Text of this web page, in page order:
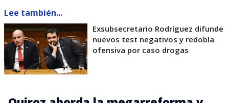
Lee también...
Exsubsecretario Rodríguez difunde
nuevos test negativos y redobla
ofensiva por caso drogas